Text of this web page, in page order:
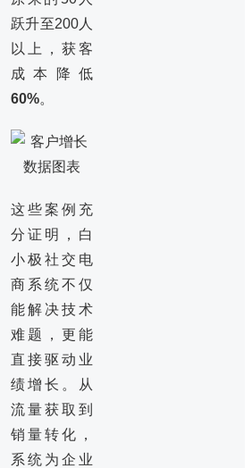
跃升至200人
以上，获客
成本降低
60%。
这些案例充
分证明，白
小极社交电
商系统不仅
能解决技术
难题，更能
直接驱动业
绩增长。从
流量获取到
销量转化，
系统为企业